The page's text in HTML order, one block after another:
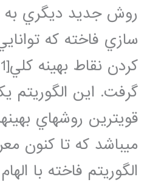
روش جديد ديگري به
سازي فاخته كه
گرفت. اين الگوريتم
قويترين روشهاي
ميباشد كه تا كنون
الگوريتم فاخته با